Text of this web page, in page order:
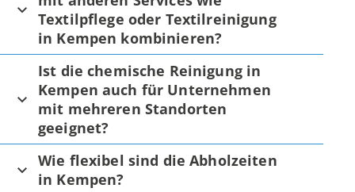
Textilpflege oder Textilreinigung
in Kempen kombinieren?
Ist die chemische Reinigung in
Kempen auch für Unternehmen
mit mehreren Standorten
geeignet?
Wie flexibel sind die Abholzeiten
in Kempen?